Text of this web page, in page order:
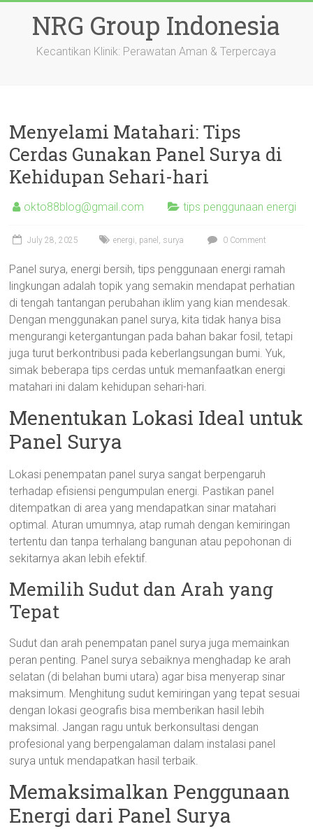
contentNRG Group Indonesia
Kecantikan Klinik: Perawatan Aman & Terpercaya
Menyelami Matahari: Tips
Cerdas Gunakan Panel Surya di
Kehidupan Sehari-hari
okto88blog@gmail.com tips penggunaan energi
July 28, 2025 energi, panel , surya 0 Comment
Panel surya, energi bersih, tips penggunaan energi ramah
lingkungan adalah topik yang semakin mendapat perhatian
di tengah tantangan perubahan iklim yang kian mendesak.
Dengan menggunakan panel surya, kita tidak hanya bisa
mengurangi ketergantungan pada bahan bakar fosil, tetapi
juga turut berkontribusi pada keberlangsungan bumi. Yuk,
simak beberapa tips cerdas untuk memanfaatkan energi
matahari ini dalam kehidupan sehari-hari.
Menentukan Lokasi Ideal untuk
Panel Surya
Lokasi penempatan panel surya sangat berpengaruh
terhadap efisiensi pengumpulan energi. Pastikan panel
ditempatkan di area yang mendapatkan sinar matahari
optimal. Aturan umumnya, atap rumah dengan kemiringan
tertentu dan tanpa terhalang bangunan atau pepohonan di
sekitarnya akan lebih efektif.
Memilih Sudut dan Arah yang
Tepat
Sudut dan arah penempatan panel surya juga memainkan
peran penting. Panel surya sebaiknya menghadap ke arah
selatan (di belahan bumi utara) agar bisa menyerap sinar
maksimum. Menghitung sudut kemiringan yang tepat sesuai
dengan lokasi geografis bisa memberikan hasil lebih
maksimal. Jangan ragu untuk berkonsultasi dengan
profesional yang berpengalaman dalam instalasi panel
surya untuk mendapatkan hasil terbaik.
Memaksimalkan Penggunaan
Energi dari Panel Surya